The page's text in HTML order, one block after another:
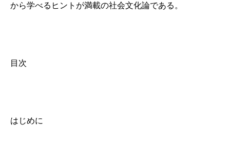
から学べるヒントが満載の社会文化論である。
目次
はじめに